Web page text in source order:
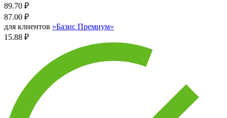
89.70 ₽
87.00 ₽
для клиентов «Базис Премиум»
15.88 ₽